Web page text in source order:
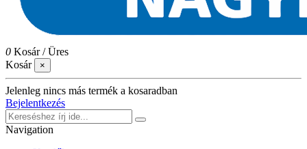
0 Kosár /Üres
Kosár
×
Jelenleg nincs más termék a kosaradban
Bejelentkezés
Navigation